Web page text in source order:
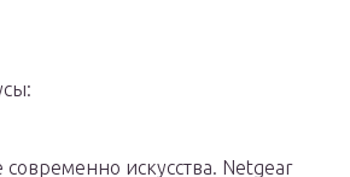
искусства. Netgear